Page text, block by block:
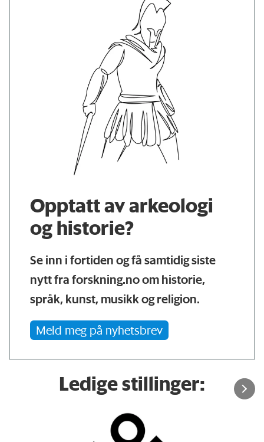
Opptatt av arkeologi
og historie?
Se inn i fortiden og få samtidig siste
nytt fra forskning.no om historie,
språk, kunst, musikk og religion.
Meld meg på nyhetsbrev
Ledige stillinger: